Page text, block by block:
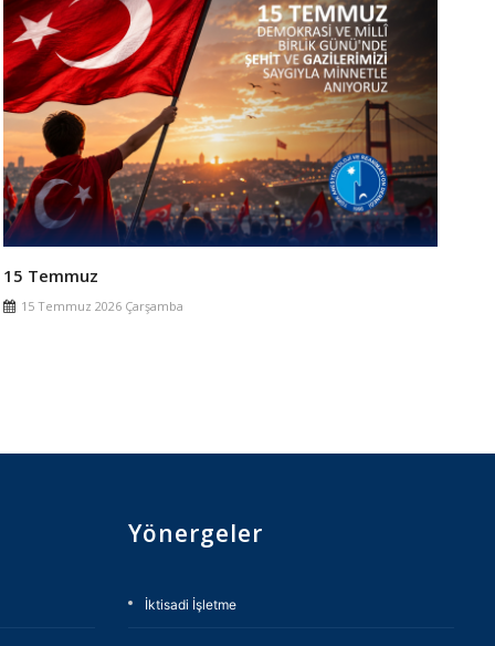
15 Temmuz
15 Temmuz 2026 Çarşamba
Yönergeler
İktisadi İşletme